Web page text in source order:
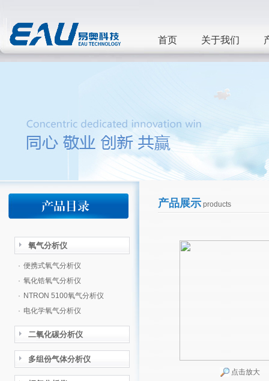
首页 关于我们
氧气分析仪
· 便携式氧气分析仪
· 氧化锆氧气分析仪
· NTRON 5100氧气分析仪
· 电化学氧气分析仪
二氧化碳分析仪
多组份气体分析仪
产品展示products
点击放大